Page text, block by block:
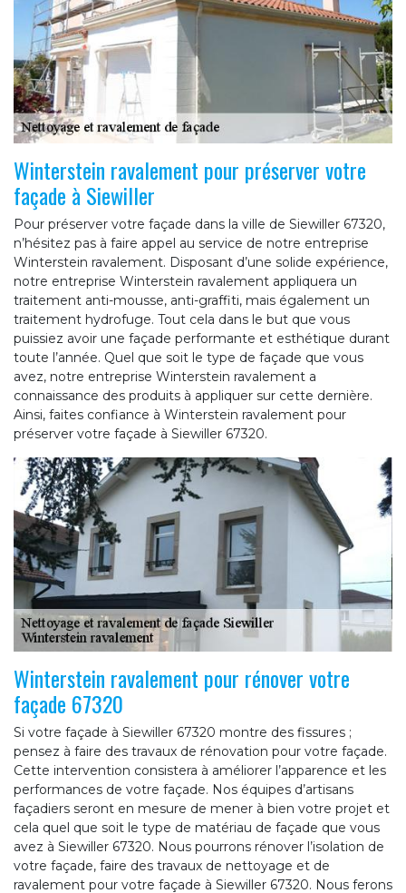
Winterstein ravalement pour préserver votre
façade à Siewiller
Pour préserver votre façade dans la ville de Siewiller 67320,
n’hésitez pas à faire appel au service de notre entreprise
Winterstein ravalement. Disposant d’une solide expérience,
notre entreprise Winterstein ravalement appliquera un
traitement anti-mousse, anti-graffiti, mais également un
traitement hydrofuge. Tout cela dans le but que vous
puissiez avoir une façade performante et esthétique durant
toute l’année. Quel que soit le type de façade que vous
avez, notre entreprise Winterstein ravalement a
connaissance des produits à appliquer sur cette dernière.
Ainsi, faites confiance à Winterstein ravalement pour
préserver votre façade à Siewiller 67320.
Winterstein ravalement pour rénover votre
façade 67320
Si votre façade à Siewiller 67320 montre des fissures ;
pensez à faire des travaux de rénovation pour votre façade.
Cette intervention consistera à améliorer l’apparence et les
performances de votre façade. Nos équipes d’artisans
façadiers seront en mesure de mener à bien votre projet et
cela quel que soit le type de matériau de façade que vous
avez à Siewiller 67320. Nous pourrons rénover l’isolation de
votre façade, faire des travaux de nettoyage et de
ravalement pour votre façade à Siewiller 67320. Nous ferons